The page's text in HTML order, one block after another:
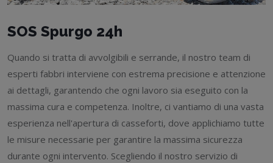
SOS Spurgo 24h
Quando si tratta di avvolgibili e serrande, il nostro team di
esperti fabbri interviene con estrema precisione e attenzione
ai dettagli, garantendo che ogni lavoro sia eseguito con la
massima cura e competenza. Inoltre, ci vantiamo di una vasta
esperienza nell'apertura di casseforti, dove applichiamo tutte
le misure necessarie per garantire la massima sicurezza
durante ogni intervento. Scegliendo il nostro servizio di